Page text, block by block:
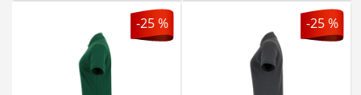
-25 % -25 %